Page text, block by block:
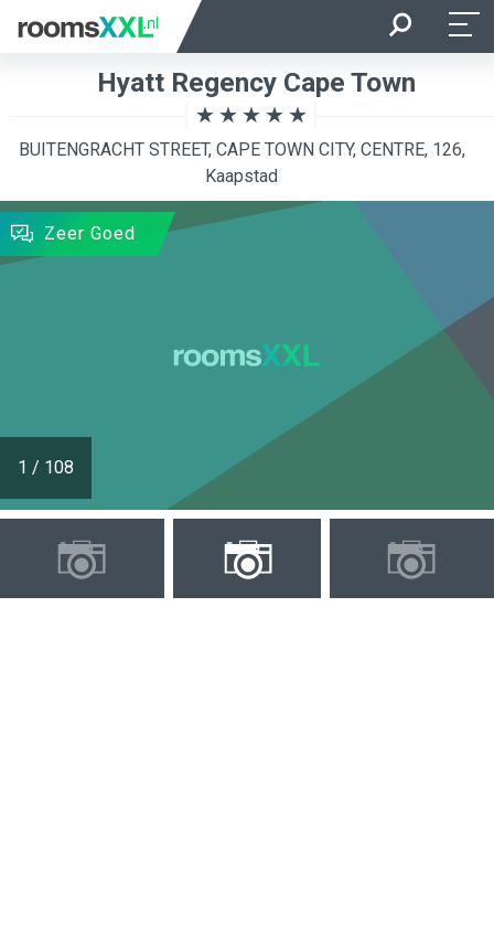
Ligging van de kamer Kamer
ZOEKEN
Hyatt Regency Cape Town
BUITENGRACHT STREET, CAPE TOWN CITY, CENTRE, 126,
Kaapstad
1 / 108
Zeer Goed